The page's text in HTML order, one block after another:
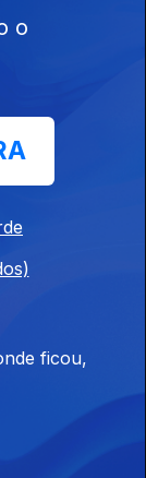
(1915)
o
ficou,